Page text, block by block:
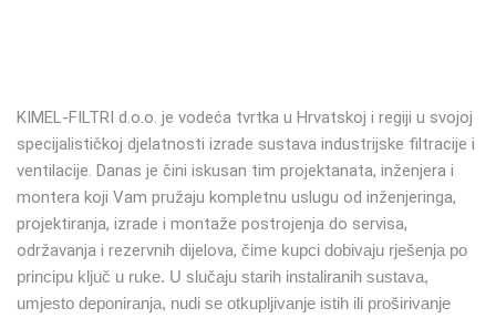
KIMEL-FILTRI d.o.o. je vodeća tvrtka u Hrvatskoj i regiji u svojoj
specijalističkoj djelatnosti izrade sustava industrijske filtracije i
ventilacije. Danas je čini iskusan tim projektanata, inženjera i
montera koji Vam pružaju kompletnu uslugu od inženjeringa,
projektiranja, izrade i montaže postrojenja do servisa,
održavanja i rezervnih dijelova, čime kupci dobivaju rješenja po
principu ključ u ruke. U slučaju starih instaliranih sustava,
umjesto deponiranja, nudi se otkupljivanje istih ili proširivanje